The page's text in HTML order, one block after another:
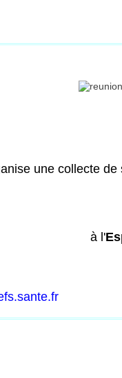
une collecte de
à l'